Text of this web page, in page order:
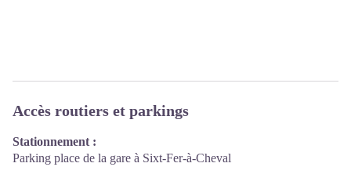
Accès routiers et parkings
Stationnement :
Parking place de la gare à Sixt-Fer-à-Cheval